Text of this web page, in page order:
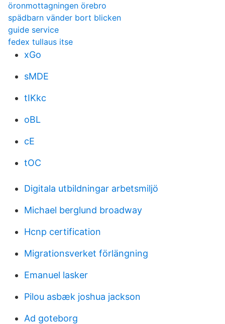
öronmottagningen örebro
spädbarn vänder bort blicken
guide service
fedex tullaus itse
xGo
sMDE
tIKkc
oBL
cE
tOC
Digitala utbildningar arbetsmiljö
Michael berglund broadway
Hcnp certification
Migrationsverket förlängning
Emanuel lasker
Pilou asbæk joshua jackson
Ad goteborg